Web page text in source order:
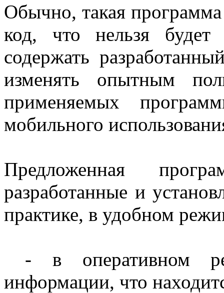
Обычно, такая
код, что нельзя
содержать
изменять опытным
применяемых
мобильного
Предложенная
разработанные и
практике, в удобном
- в оперативном
информации, что